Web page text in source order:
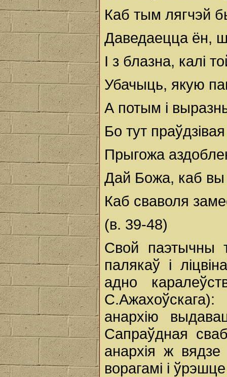
Каб тым лягчэй
Даведаецца ён,
I з блазна, калі
Убачыць, якую
А потым i
Бо тут
Прыгожа
Дай Божа, каб вы
Каб сваволя
(в. 39-48)
Свой паэтычны
палякаў i
адно
анархію
Сапраўдная
анархія ж вядзе
ворагамі i